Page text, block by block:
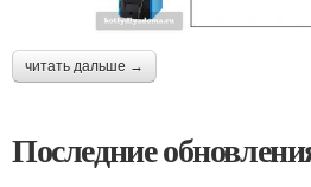
читать дальше →
Последние